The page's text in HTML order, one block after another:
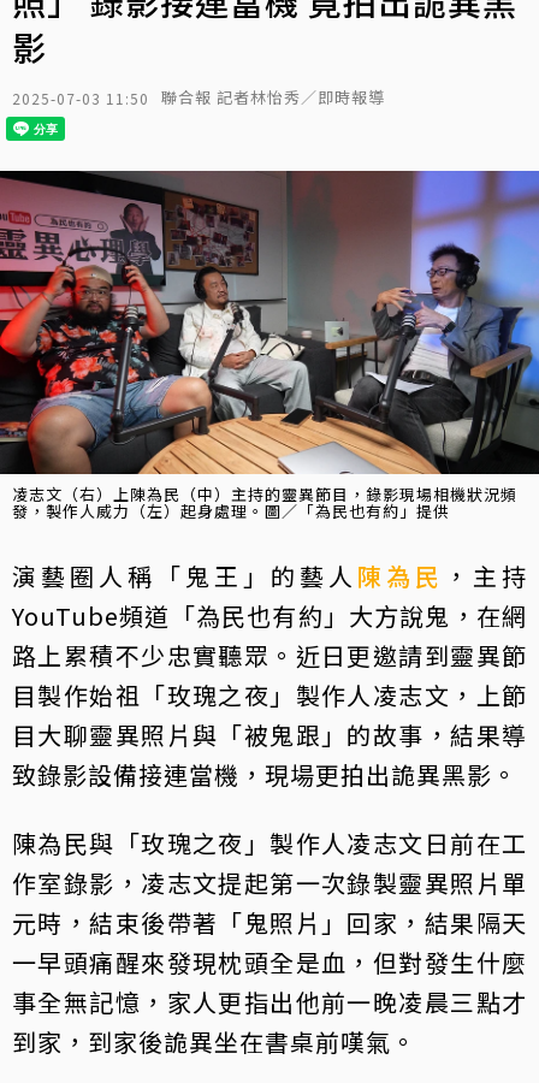
影
2025-07-03 11:50 聯合報 記者林怡秀／即時報導
凌志文（右）上陳為民（中）主持的靈異節目，錄影現場相機狀況頻
發，製作人威力（左）起身處理。圖／「為民也有約」提供
演藝圈人稱「鬼王」的藝人 陳為民 ，主持
YouTube頻道「為民也有約」大方說鬼，在網
路上累積不少忠實聽眾。近日更邀請到靈異節
目製作始祖「玫瑰之夜」製作人凌志文，上節
目大聊靈異照片與「被鬼跟」的故事，結果導
致錄影設備接連當機，現場更拍出詭異黑影。
陳為民與「玫瑰之夜」製作人凌志文日前在工
作室錄影，凌志文提起第一次錄製靈異照片單
元時，結束後帶著「鬼照片」回家，結果隔天
一早頭痛醒來發現枕頭全是血，但對發生什麼
事全無記憶，家人更指出他前一晚凌晨三點才
到家，到家後詭異坐在書桌前嘆氣。